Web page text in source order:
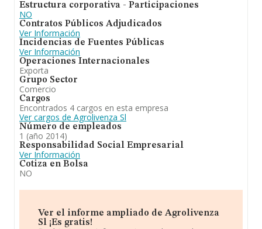
Estructura corporativa - Participaciones
NO
Contratos Públicos Adjudicados
Ver Información
Incidencias de Fuentes Públicas
Ver Información
Operaciones Internacionales
Exporta
Grupo Sector
Comercio
Cargos
Encontrados 4 cargos en esta empresa
Ver cargos de Agrolivenza Sl
Número de empleados
1 (año 2014)
Responsabilidad Social Empresarial
Ver Información
Cotiza en Bolsa
NO
Ver el informe ampliado de Agrolivenza
Sl ¡Es gratis!